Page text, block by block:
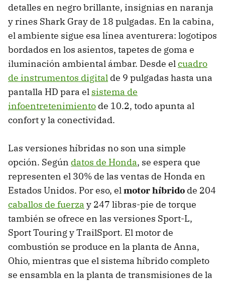
detalles en negro brillante, insignias en naranja
y rines Shark Gray de 18 pulgadas. En la cabina,
el ambiente sigue esa línea aventurera: logotipos
bordados en los asientos, tapetes de goma e
iluminación ambiental ámbar. Desde elcuadro
de instrumentos digital de 9 pulgadas hasta una
pantalla HD para el sistema de
infoentretenimiento de 10.2, todo apunta al
confort y la conectividad.
Las versiones híbridas no son una simple
opción. Según datos de Honda, se espera que
representen el 30% de las ventas de Honda en
Estados Unidos. Por eso, elmotor híbrido de 204
caballos de fuerza y 247 libras-pie de torque
también se ofrece en las versiones Sport-L,
Sport Touring y TrailSport. El motor de
combustión se produce en la planta de Anna,
Ohio, mientras que el sistema híbrido completo
se ensambla en la planta de transmisiones de la